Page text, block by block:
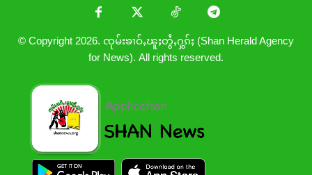
© Copyright 2026. ၸုမ်းၶၢဝ်ႇၽူႈတွႆႇႁွၵ်ႈ (Shan Herald Agency
for News). All rights reserved.